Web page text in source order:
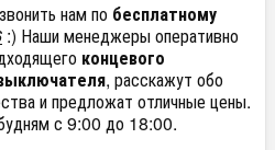
нам по бесплатному
:) Наши менеджеры оперативно
концевого
, расскажут обо
и предложат отличные цены.
с 9:00 до 18:00.